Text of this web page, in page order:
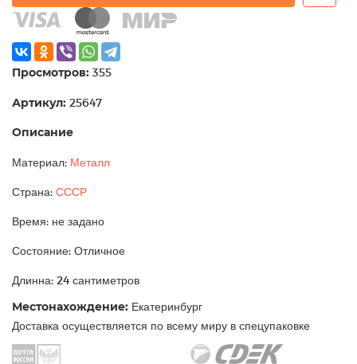
Просмотров: 355
Артикул: 25647
Описание
Материал: Металл
Страна: СССР
Время: не задано
Состояние: Отличное
Длинна: 24 сантиметров
Местонахождение: Екатеринбург
Доставка осуществляется по всему миру в спецупаковке